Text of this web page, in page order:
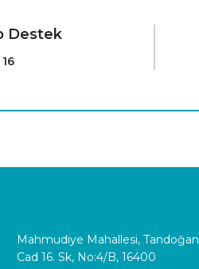
Destek
Mahmudiye Mahallesi, Tandoğan
Cad 16. Sk, No:4/B, 16400